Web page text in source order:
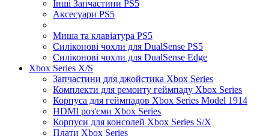
Інші Запчастини PS5
Аксесуари PS5
Миша та клавіатура PS5
Силіконові чохли для DualSense PS5
Силіконові чохли для DualSense Edge
Xbox Series X/S
Запчастини для джойстика Xbox Series
Комплекти для ремонту геймпаду Xbox Series
Корпуса для геймпадов Xbox Series Model 1914
HDMI роз'єми Xbox Series
Корпуси для консолей Xbox Series S/X
Плати Xbox Series